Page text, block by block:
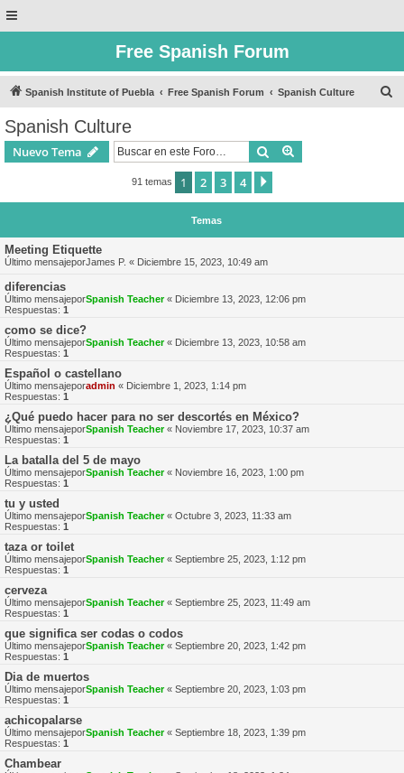
Free Spanish Forum
Spanish Institute of Puebla Free Spanish Forum Spanish Culture
Spanish Culture
Nuevo Tema Buscar
91 temas 1 2 3 4
Temas
Meeting Etiquette
Último mensajeporJames P. « Diciembre 15, 2023, 10:49 am
diferencias
Último mensajeporSpanish Teacher« Diciembre 13, 2023, 12:06 pm
Respuestas: 1
como se dice?
Último mensajeporSpanish Teacher« Diciembre 13, 2023, 10:58 am
Respuestas: 1
Español o castellano
Último mensajeporadmin « Diciembre 1, 2023, 1:14 pm
Respuestas: 1
¿Qué puedo hacer para no ser descortés en México?
Último mensajeporSpanish Teacher« Noviembre 17, 2023, 10:37 am
Respuestas: 1
La batalla del 5 de mayo
Último mensajeporSpanish Teacher« Noviembre 16, 2023, 1:00 pm
Respuestas: 1
tu y usted
Último mensajeporSpanish Teacher« Octubre 3, 2023, 11:33 am
Respuestas: 1
taza or toilet
Último mensajeporSpanish Teacher« Septiembre 25, 2023, 1:12 pm
Respuestas: 1
cerveza
Último mensajeporSpanish Teacher« Septiembre 25, 2023, 11:49 am
Respuestas: 1
que significa ser codas o codos
Último mensajeporSpanish Teacher« Septiembre 20, 2023, 1:42 pm
Respuestas: 1
Dia de muertos
Último mensajeporSpanish Teacher« Septiembre 20, 2023, 1:03 pm
Respuestas: 1
achicopalarse
Último mensajeporSpanish Teacher« Septiembre 18, 2023, 1:39 pm
Respuestas: 1
Chambear